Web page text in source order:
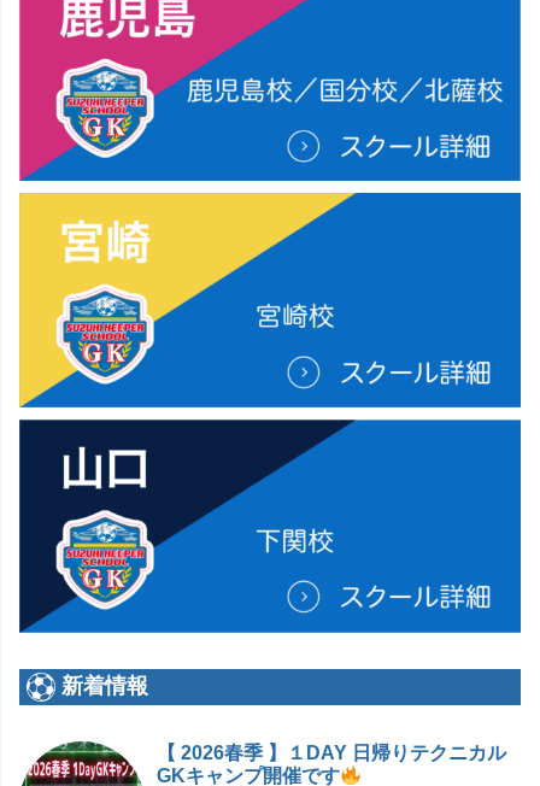
新着情報
【 2026春季 】１DAY 日帰りテクニカル
GKキャンプ開催です